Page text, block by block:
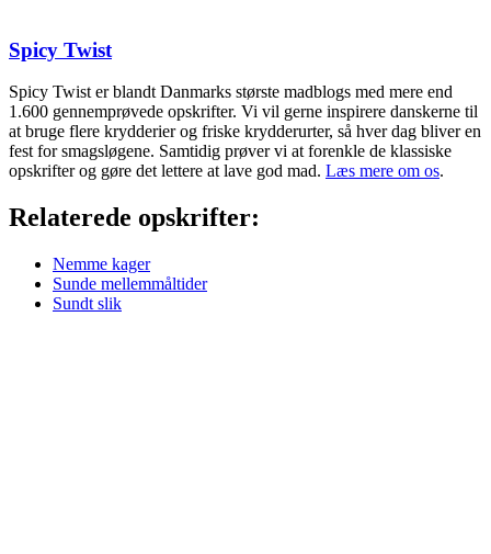
Spicy Twist
Spicy Twist er blandt Danmarks største madblogs med mere end
1.600 gennemprøvede opskrifter. Vi vil gerne inspirere danskerne til
at bruge flere krydderier og friske krydderurter, så hver dag bliver en
fest for smagsløgene. Samtidig prøver vi at forenkle de klassiske
opskrifter og gøre det lettere at lave god mad. Læs mere om os.
Relaterede opskrifter:
Nemme kager
Sunde mellemmåltider
Sundt slik